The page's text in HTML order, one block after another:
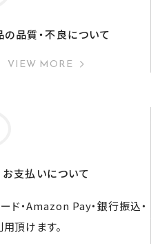
の品質・不良について
VIEW MORE
お支払いについて
ド・Amazon Pay・銀行振込・
頂けます。